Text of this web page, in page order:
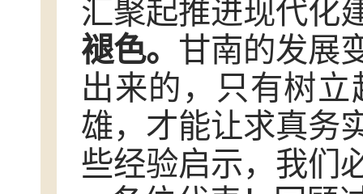
汇聚起推进现代化
褪色。 甘南的发展
出来的，只有树
雄，才能让求真务
些经验启示，我们